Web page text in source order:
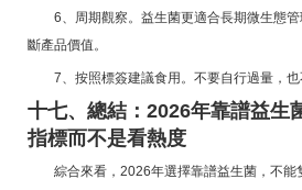
6、周期觀察。益生菌更適合長期微生態
斷產品價值。
7、按照標簽建議食用。不要自行過量，也
十七、總結：2026年靠譜益生
指標而不是看熱度
綜合來看，2026年選擇靠譜益生菌，不能